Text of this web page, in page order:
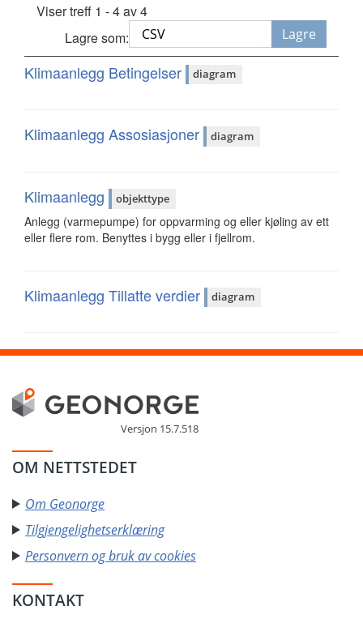
Viser treff 1 - 4 av 4
Lagre som:
Lagre
Klimaanlegg Betingelser diagram
Klimaanlegg Assosiasjoner diagram
Klimaanlegg objekttype
Anlegg (varmepumpe) for oppvarming og eller kjøling av ett
eller flere rom. Benyttes i bygg eller i fjellrom.
Klimaanlegg Tillatte verdier diagram